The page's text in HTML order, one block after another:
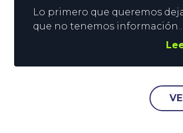
Lo primero que queremos
que no tenemos información
privilegiada. Eso sí, vemos el
dónde pueden ir los fichajes
de los grandes de la Liga. En
nos ocuparemos del Madrid,
también tendremos tiempo